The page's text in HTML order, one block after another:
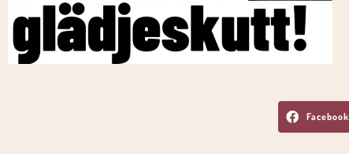
Facebook